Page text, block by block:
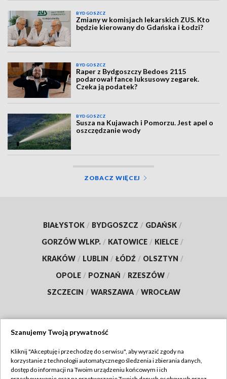
BYDGOSZCZ
Zmiany w komisjach lekarskich ZUS. Kto
będzie kierowany do Gdańska i Łodzi?
BYDGOSZCZ
Raper z Bydgoszczy Bedoes 2115
podarował fance luksusowy zegarek.
Czeka ją podatek?
BYDGOSZCZ
Susza na Kujawach i Pomorzu. Jest apel o
oszczędzanie wody
ZOBACZ WIĘCEJ
BIAŁYSTOK / BYDGOSZCZ / GDAŃSK /
GORZÓW WLKP. / KATOWICE / KIELCE /
KRAKÓW / LUBLIN / ŁÓDŹ / OLSZTYN /
OPOLE / POZNAŃ / RZESZÓW /
SZCZECIN / WARSZAWA / WROCŁAW
TVP
Szanujemy Twoją prywatność
Kliknij "Akceptuję i przechodzę do serwisu", aby wyrazić zgody na
korzystanie z technologii automatycznego śledzenia i zbierania danych,
dostęp do informacji na Twoim urządzeniu końcowym i ich